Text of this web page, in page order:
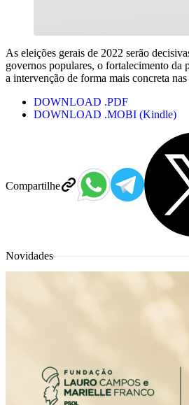
Compartilhe
As eleições gerais de 2022 serão
governos populares, o fortalecimento da
a intervenção de forma mais concreta
DOWNLOAD .PDF
DOWNLOAD .MOBI (Kindle)
Novidades